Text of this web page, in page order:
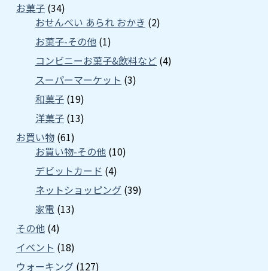
お菓子 (34)
おせんべい あられ おかき (2)
お菓子-その他 (1)
コンビニーお菓子&飲料など (4)
スーパーマーケット (3)
和菓子 (19)
洋菓子 (13)
お買い物 (61)
お買い物-その他 (10)
デビットカード (4)
ネットショッピング (39)
家電 (13)
その他 (4)
イベント (18)
ウォーキング (127)